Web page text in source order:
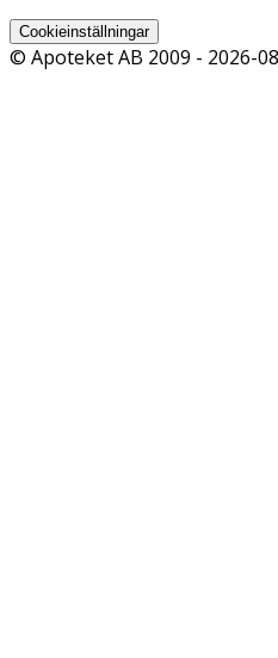
Cookieinställningar
© Apoteket AB 2009 - 2026-